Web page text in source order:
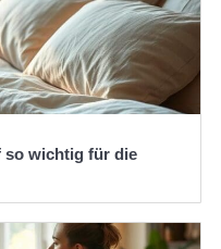
so wichtig für die